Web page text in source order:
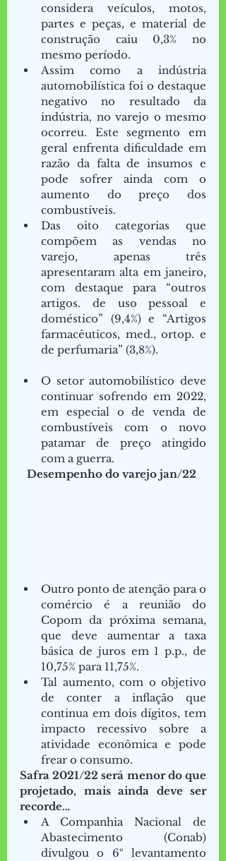
considera veículos, motos,
partes e peças, e material de
construção caiu 0,3% no
mesmo período.
Assim como a indústria
automobilística foi o destaque
negativo no resultado da
indústria, no varejo o mesmo
ocorreu. Este segmento em
geral enfrenta dificuldade em
razão da falta de insumos e
pode sofrer ainda com o
aumento do preço dos
combustíveis.
Das oito categorias que
compõem as vendas no
varejo, apenas três
apresentaram alta em janeiro,
com destaque para “outros
artigos. de uso pessoal e
doméstico” (9,4%) e “Artigos
farmacêuticos, med., ortop. e
de perfumaria” (3,8%).
O setor automobilístico deve
continuar sofrendo em 2022,
em especial o de venda de
combustíveis com o novo
patamar de preço atingido
com a guerra.
Desempenho do varejo jan/22
Outro ponto de atenção para o
comércio é a reunião do
Copom da próxima semana,
que deve aumentar a taxa
básica de juros em 1 p.p., de
10,75% para 11,75%.
Tal aumento, com o objetivo
de conter a inflação que
continua em dois dígitos, tem
impacto recessivo sobre a
atividade econômica e pode
frear o consumo.
Safra 2021/22 será menor do que
projetado, mais ainda deve ser
recorde…
A Companhia Nacional de
Abastecimento (Conab)
divulgou o 6º levantamento